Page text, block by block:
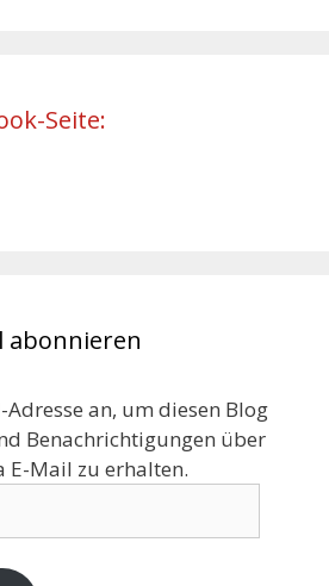
Seite:
abonnieren
an, um diesen Blog
Benachrichtigungen über
E-Mail zu erhalten.